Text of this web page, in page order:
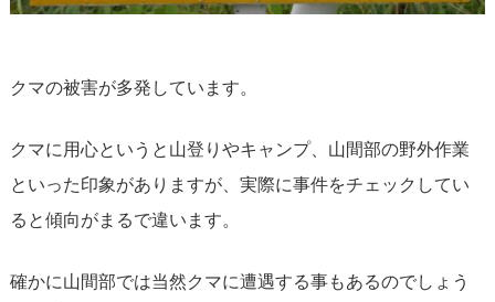
クマの被害が多発しています。
クマに用心というと山登りやキャンプ、山間部の野外作業
といった印象がありますが、実際に事件をチェックしてい
ると傾向がまるで違います。
確かに山間部では当然クマに遭遇する事もあるのでしょう